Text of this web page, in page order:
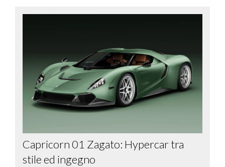
Capricorn 01 Zagato: Hypercar tra
stile ed ingegno